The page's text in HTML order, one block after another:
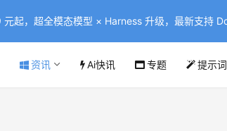
元起，超全模态模型 × Harness 升级，最新支持
资讯 Ai快讯 专题 提示词